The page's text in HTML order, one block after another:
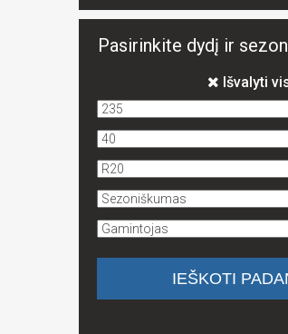
Pasirinkite dydį ir
Išvalyti